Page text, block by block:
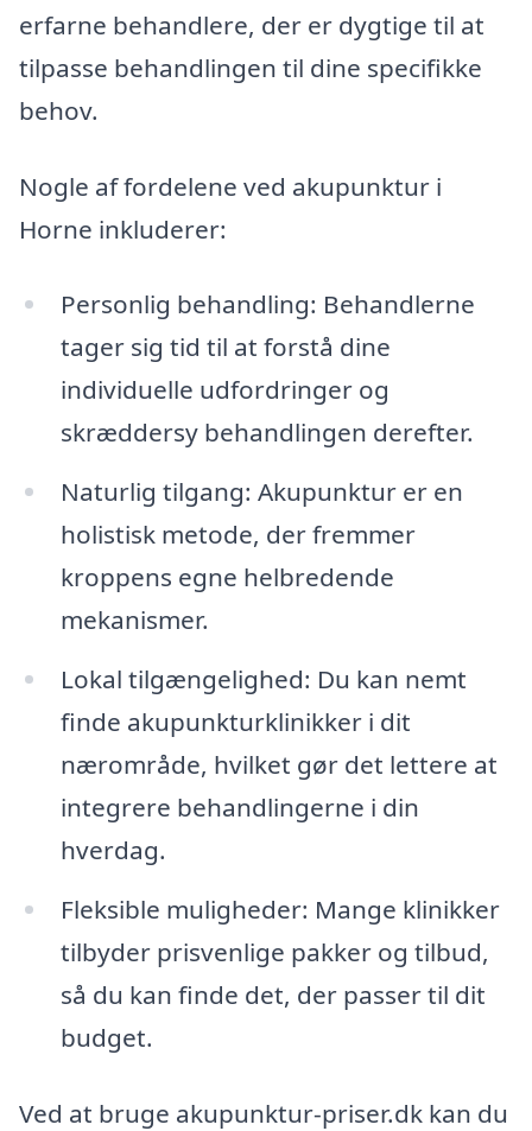
erfarne behandlere, der er dygtige til at
tilpasse behandlingen til dine specifikke
behov.
Nogle af fordelene ved akupunktur i
Horne inkluderer:
Personlig behandling: Behandlerne
tager sig tid til at forstå dine
individuelle udfordringer og
skræddersy behandlingen derefter.
Naturlig tilgang: Akupunktur er en
holistisk metode, der fremmer
kroppens egne helbredende
mekanismer.
Lokal tilgængelighed: Du kan nemt
finde akupunkturklinikker i dit
nærområde, hvilket gør det lettere at
integrere behandlingerne i din
hverdag.
Fleksible muligheder: Mange klinikker
tilbyder prisvenlige pakker og tilbud,
så du kan finde det, der passer til dit
budget.
Ved at bruge akupunktur-priser.dk kan du